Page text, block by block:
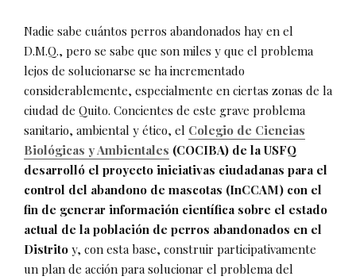
Nadie sabe cuántos perros abandonados hay en el
D.M.Q., pero se sabe que son miles y que el problema
lejos de solucionarse se ha incrementado
considerablemente, especialmente en ciertas zonas de la
ciudad de Quito. Concientes de este grave problema
sanitario, ambiental y ético, el Colegio de Ciencias
Biológicas y Ambientales (COCIBA) de la USFQ
desarrolló el proyecto iniciativas ciudadanas para el
control del abandono de mascotas (InCCAM) con el
fin de generar información científica sobre el estado
actual de la población de perros abandonados en el
Distrito y, con esta base, construir participativamente
un plan de acción para solucionar el problema del